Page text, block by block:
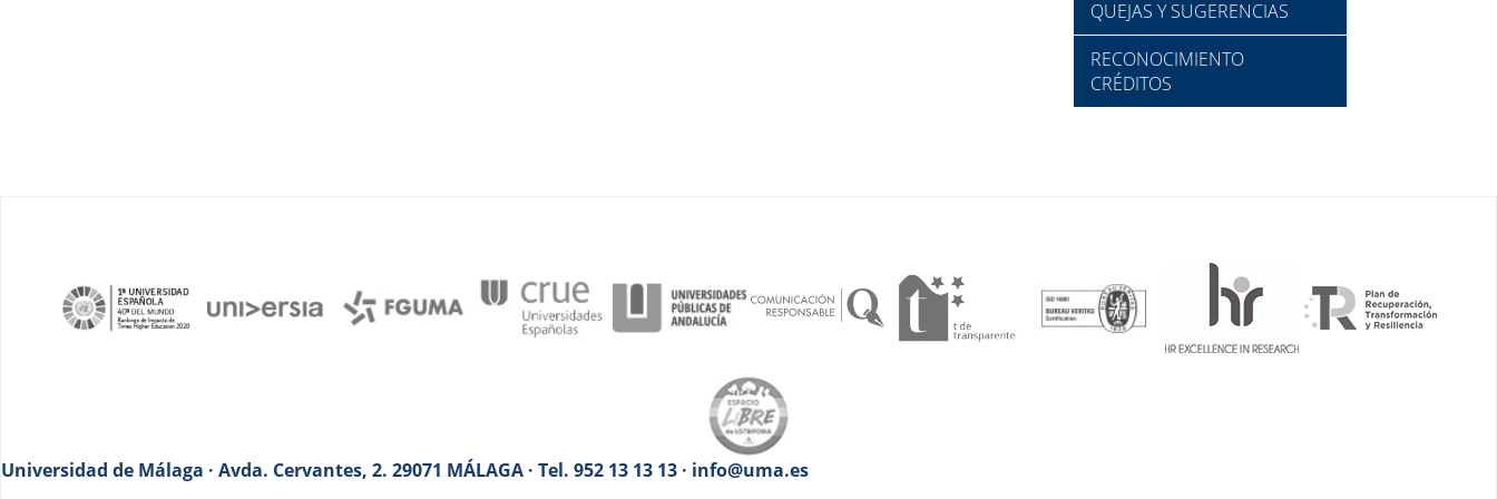
QUEJAS Y SUGERENCIAS
RECONOCIMIENTO
CRÉDITOS
Universidad de Málaga · Avda. Cervantes, 2. 29071 MÁLAGA · Tel. 952 13 13 13 · info@uma.es